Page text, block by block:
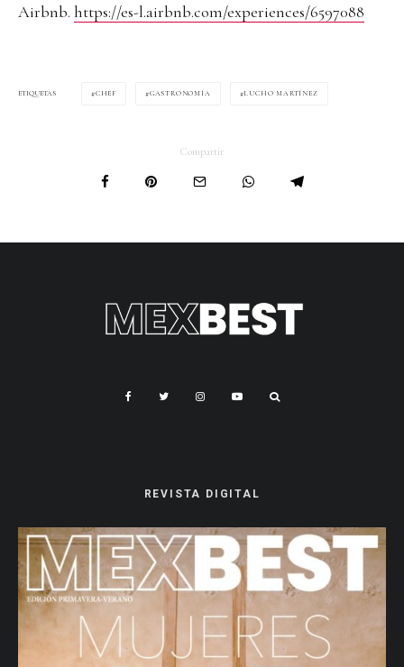
Airbnb. https://es-l.airbnb.com/experiences/6597088
ETIQUETAS CHEF GASTRONOMÍA LUCHO MARTÍNEZ
Compartir
REVISTA DIGITAL